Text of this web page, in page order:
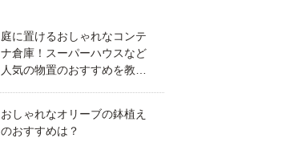
庭に置けるおしゃれなコンテ
ナ倉庫！スーパーハウスなど
人気の物置のおすすめを教え
おしゃれなオリーブの鉢植え
のおすすめは？